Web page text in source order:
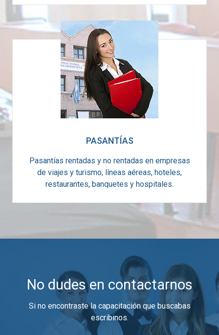
PASANTÍAS
Pasantías rentadas y no rentadas en empresas
de viajes y turismo, líneas aéreas, hoteles,
restaurantes, banquetes y hospitales.
No dudes en contactarnos
Si no encontraste la capacitación que buscabas
escribinos.